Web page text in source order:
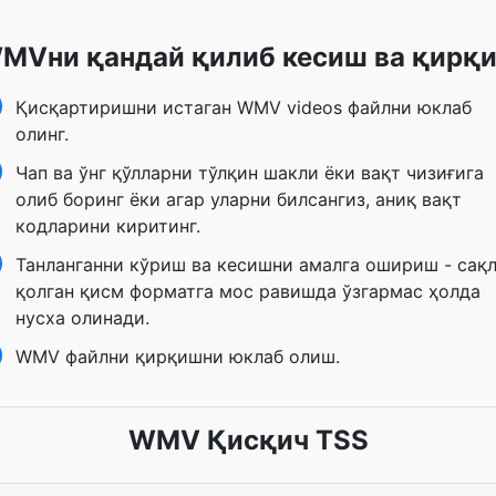
қандай қилиб кесиш ва
Қисқартиришни истаган WMV videos файлни юклаб
олинг.
Чап ва ўнг қўлларни тўлқин шакли ёки вақт чизиғига
олиб боринг ёки агар уларни билсангиз, аниқ вақт
кодларини киритинг.
Танланганни кўриш ва кесишни амалга ошириш -
қолган қисм форматга мос равишда ўзгармас ҳолда
нусха олинади.
WMV файлни қирқишни юклаб олиш.
WMV Қисқич TSS